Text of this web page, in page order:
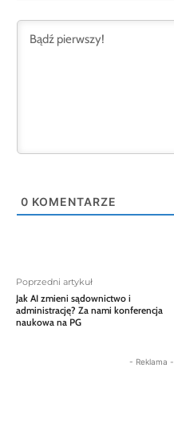
0 KOMENTARZE
Poprzedni artykuł
Jak AI zmieni sądownictwo i
administrację? Za nami konferencja
naukowa na PG
- Reklama -